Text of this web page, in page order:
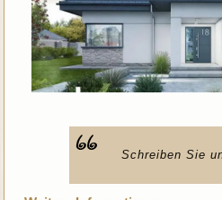
Schreiben Sie